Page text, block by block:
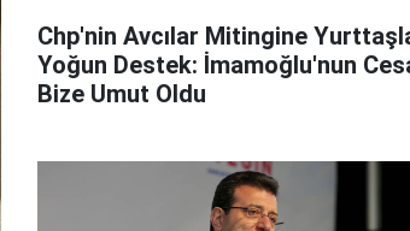
Chp'nin Avcılar Mitingine
Yoğun Destek: İmamoğlu'nun
Bize Umut Oldu